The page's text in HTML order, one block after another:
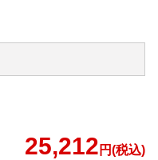
25,212 円(税込)